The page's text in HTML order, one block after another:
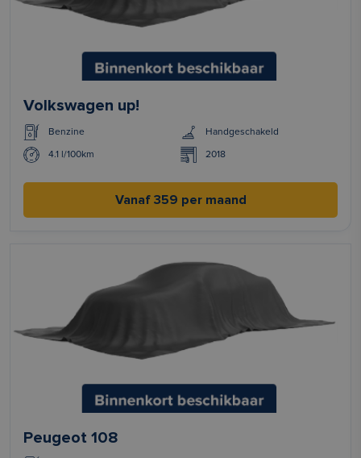
Volkswagen up!
Benzine Handgeschakeld
4.1 l/100km 2018
Vanaf 359 per maand
Peugeot 108